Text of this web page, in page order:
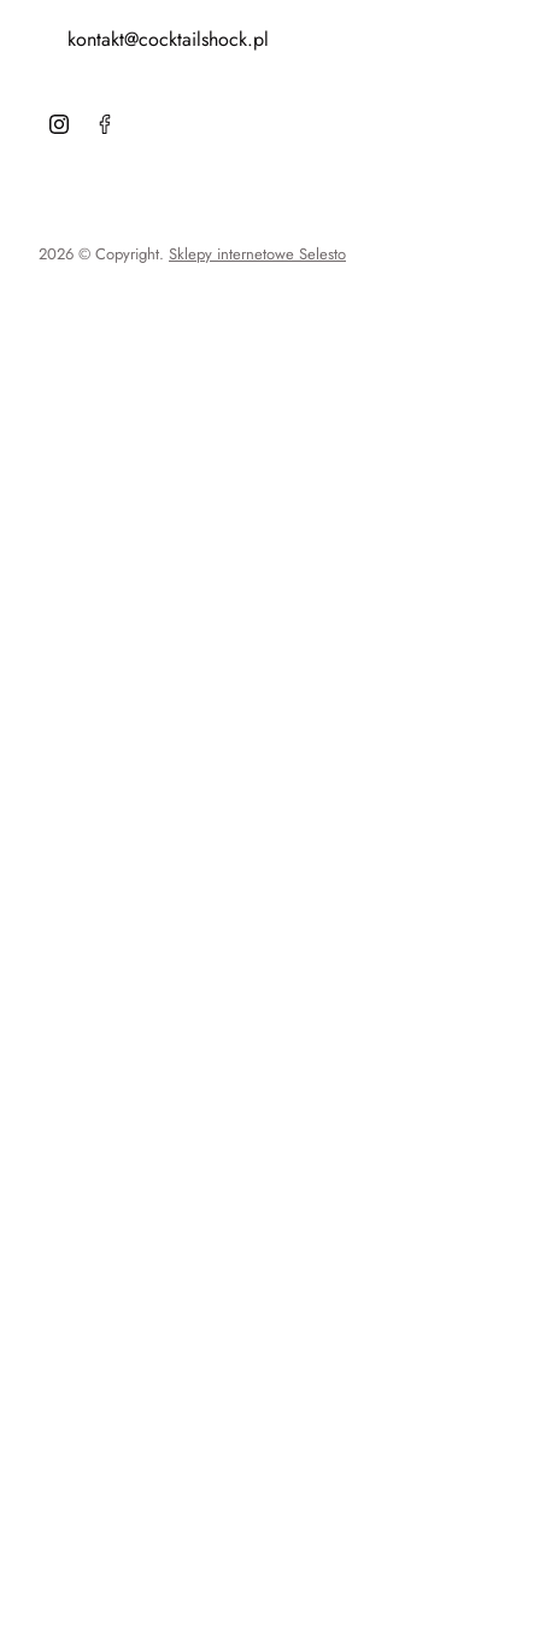
kontakt@cocktailshock.pl
2026 © Copyright. Sklepy internetowe Selesto